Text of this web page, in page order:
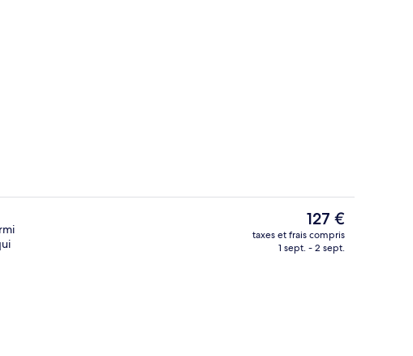
Le
prix
actuel
127 €
taxes et frais compris
1 sept. - 2 sept.